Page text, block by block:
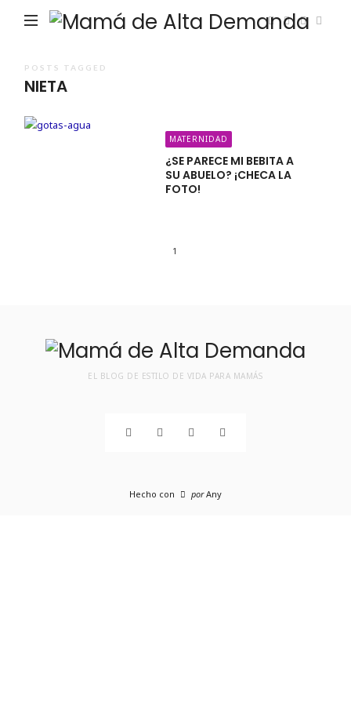
POSTS TAGGED
NIETA
MATERNIDAD
¿SE PARECE MI BEBITA A
SU ABUELO? ¡CHECA LA
FOTO!
1
EL BLOG DE ESTILO DE VIDA PARA MAMÁS
Hecho con porAny